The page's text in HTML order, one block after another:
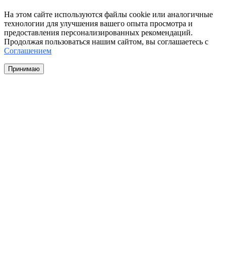
На этом сайте используются файлы cookie или аналогичные
технологии для улучшения вашего опыта просмотра и
предоставления персонализированных рекомендаций.
Продолжая пользоваться нашим сайтом, вы соглашаетесь с
Соглашением
Принимаю